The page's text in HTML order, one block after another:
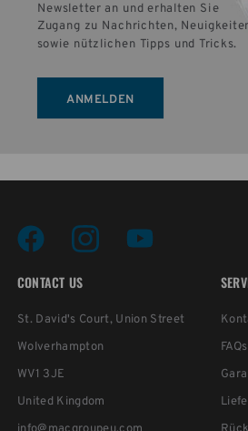
Newsletter an und erhalten Sie
Zugang zu Nachrichten,
sowie nützlichen Tipps und Tricks.
ANMELDEN
CONTACT US
St. David's Court, Union Street
Wolverhampton
WV1 3JE
United Kingdom
FAQs